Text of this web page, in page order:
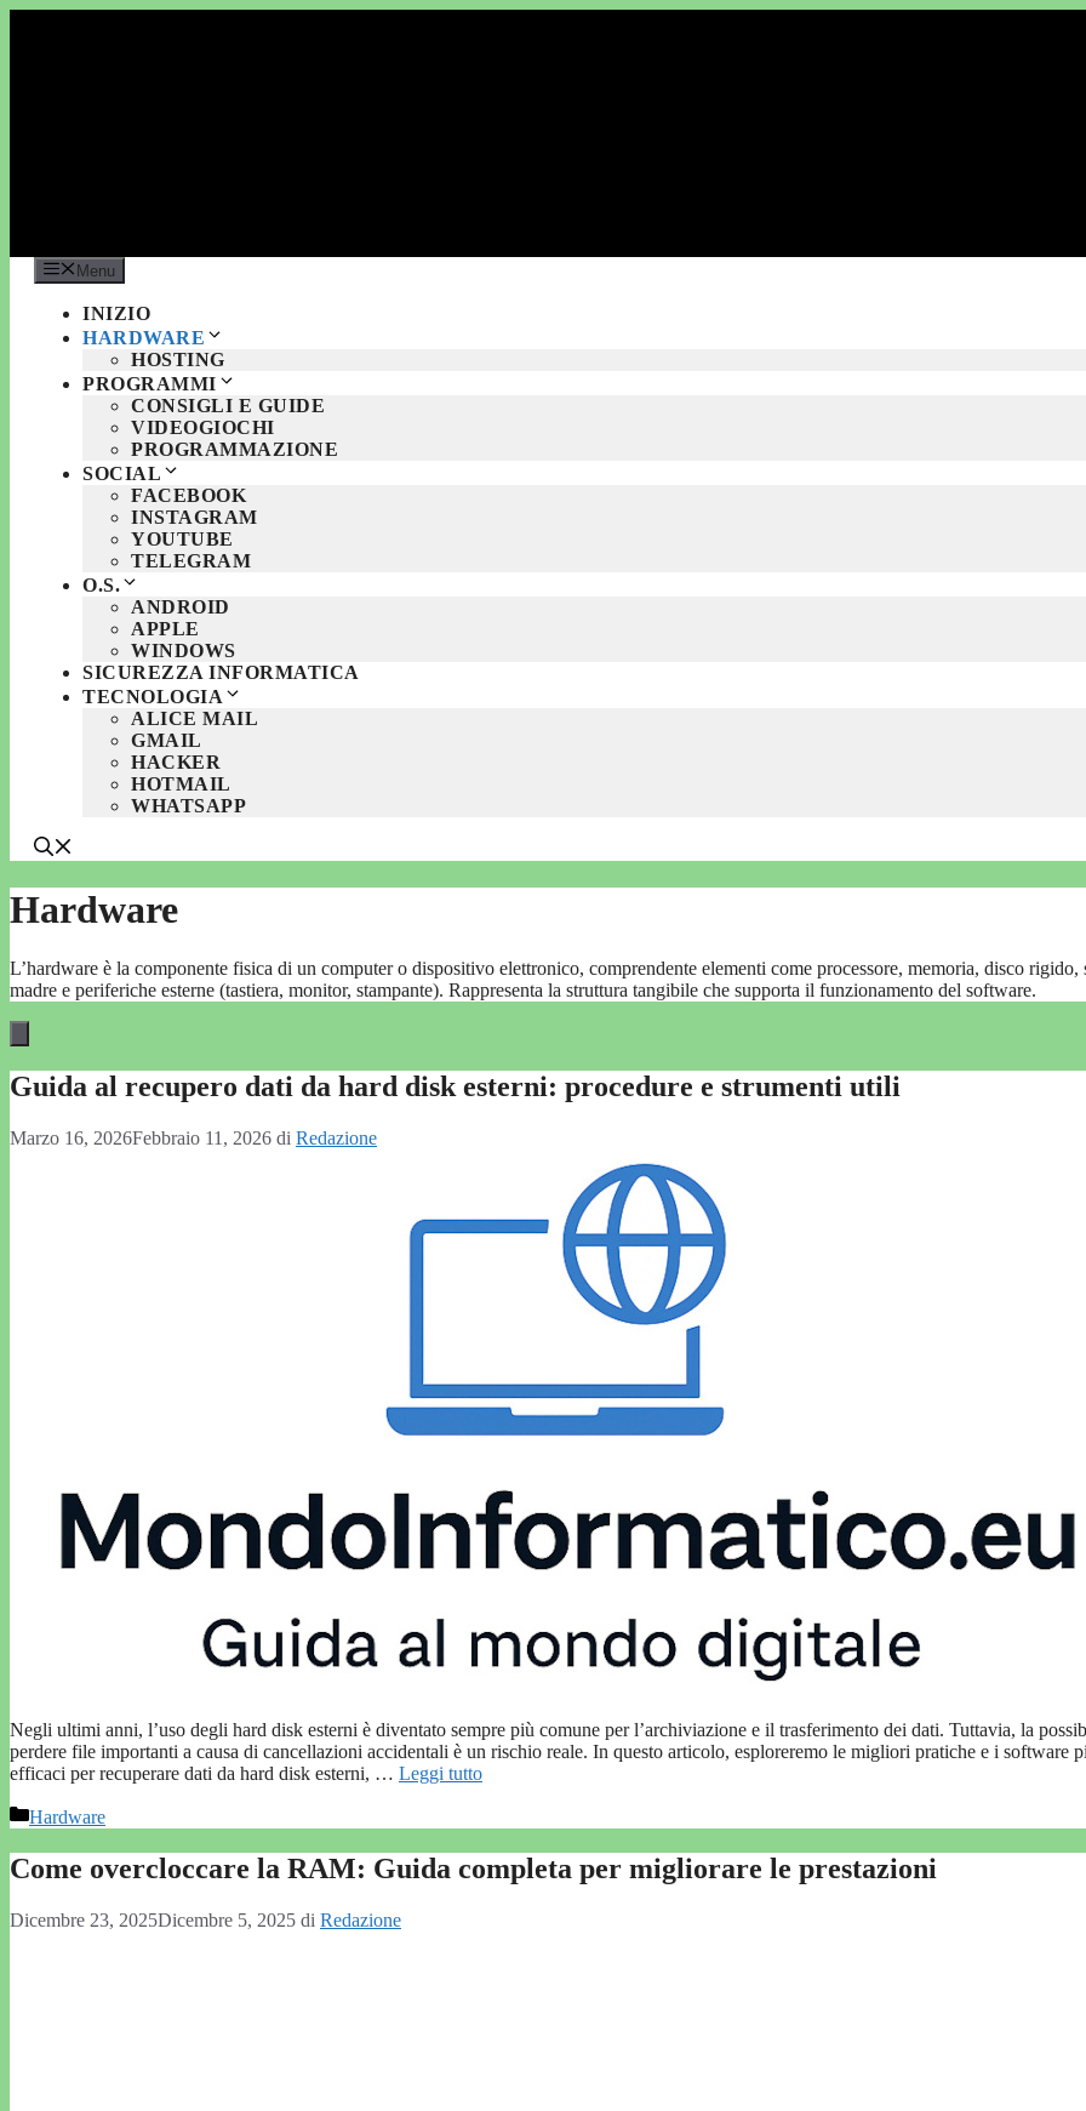
Menu
INIZIO
HARDWARE
HOSTING
PROGRAMMI
CONSIGLI E GUIDE
VIDEOGIOCHI
PROGRAMMAZIONE
SOCIAL
FACEBOOK
INSTAGRAM
YOUTUBE
TELEGRAM
O.S.
ANDROID
APPLE
WINDOWS
SICUREZZA INFORMATICA
TECNOLOGIA
ALICE MAIL
GMAIL
HACKER
HOTMAIL
WHATSAPP
Hardware
L’hardware è la componente fisica di un computer o dispositivo elettronico, comprendente elementi come processore, memoria, disco rigido,
madre e periferiche esterne (tastiera, monitor, stampante). Rappresenta la struttura tangibile che supporta il funzionamento del software.
Guida al recupero dati da hard disk esterni: procedure e strumenti utili
Marzo 16, 2026Febbraio 11, 2026 di Redazione
Negli ultimi anni, l’uso degli hard disk esterni è diventato sempre più comune per l’archiviazione e il trasferimento dei dati. Tuttavia, la
perdere file importanti a causa di cancellazioni accidentali è un rischio reale. In questo articolo, esploreremo le migliori pratiche e i software
efficaci per recuperare dati da hard disk esterni, … Leggi tutto
Categorie
Hardware
Come overcloccare la RAM: Guida completa per migliorare le prestazioni
Dicembre 23, 2025Dicembre 5, 2025 di Redazione